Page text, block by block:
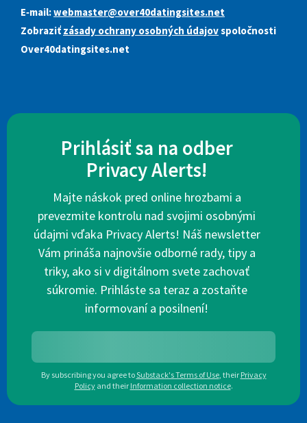
E‑mail:webmaster@over40datingsites.net
Zobraziť zásady ochrany osobných údajovspoločnosti
Over40datingsites.net
Prihlásiť sa na odber
Privacy Alerts!
Majte náskok pred online hrozbami a
prevezmite kontrolu nad svojimi osobnými
údajmi vďaka Privacy Alerts! Náš newsletter
Vám prináša najnovšie odborné rady, tipy a
triky, ako si v digitálnom svete zachovať
súkromie. Prihláste sa teraz a zostaňte
informovaní a posilnení!
By subscribing you agree toSubstack's Terms of Use, their Privacy
Policy and their Information collection notice.